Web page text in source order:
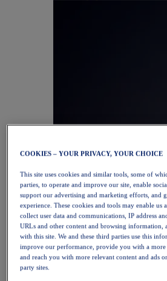
COOKIES – YOUR PRIVACY, YOUR CHOICE
This site uses cookies and similar tools, some of
parties, to operate and improve our site, enable
support our advertising and marketing efforts, and
experience. These cookies and tools may enable us
collect user data and communications, IP address
URLs and other content and browsing information,
with this site. We and these third parties use this
improve our performance, provide you with a more
and reach you with more relevant content and ads
party sites.